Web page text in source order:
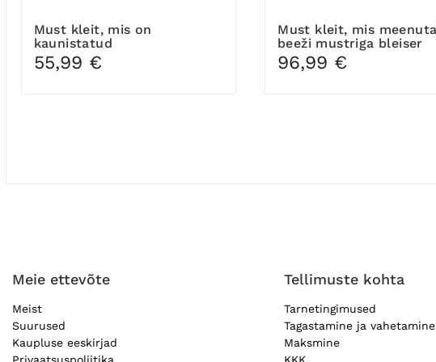
Must kleit, mis on
kaunistatud
rhinestones'idega
55,99 €
Must kleit, mis meenutab
beeži mustriga bleiser
96,99 €
Meie ettevõte
Meist
Suurused
Kaupluse eeskirjad
Tellimuste kohta
Tarnetingimused
Tagastamine ja vahetamine
Maksmine